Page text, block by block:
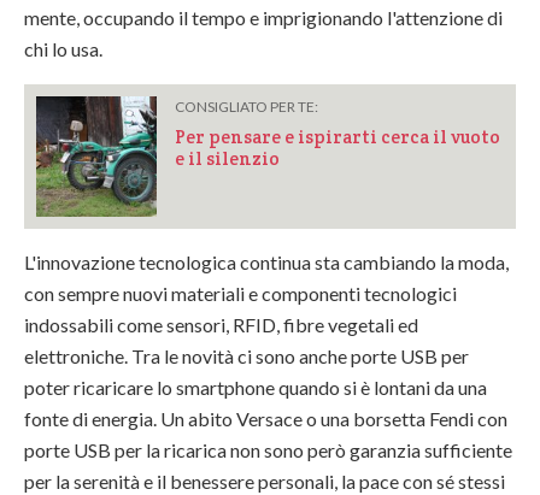
mente, occupando il tempo e imprigionando l'attenzione di
chi lo usa.
CONSIGLIATO PER TE:
Per pensare e ispirarti cerca il vuoto
e il silenzio
L'innovazione tecnologica continua sta cambiando la moda,
con sempre nuovi materiali e componenti tecnologici
indossabili come sensori, RFID, fibre vegetali ed
elettroniche. Tra le novità ci sono anche porte USB per
poter ricaricare lo smartphone quando si è lontani da una
fonte di energia. Un abito Versace o una borsetta Fendi con
porte USB per la ricarica non sono però garanzia sufficiente
per la serenità e il benessere personali, la pace con sé stessi